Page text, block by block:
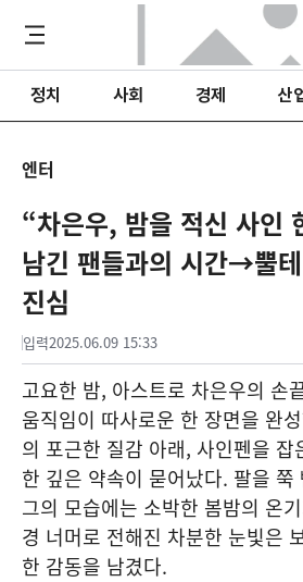
정치 사회 경제 산
엔터
“차은우, 밤을 적신 사인
남긴 팬들과의 시간→뿔
진심
입력2025.06.09 15:33
고요한 밤, 아스트로 차은우의 손
움직임이 따사로운 한 장면을 완
의 포근한 질감 아래, 사인펜을 잡
한 깊은 약속이 묻어났다. 팔을
그의 모습에는 소박한 봄밤의 온
경 너머로 전해진 차분한 눈빛은
한 감동을 남겼다.